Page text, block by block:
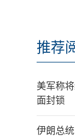
推荐
美军称
面封锁
伊朗总